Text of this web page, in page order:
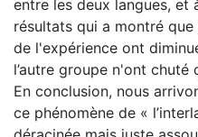
entre les deux langues, et
résultats qui a montré
de l'expérience ont
l’autre groupe n'ont chuté
En conclusion, nous
ce phénomène de «